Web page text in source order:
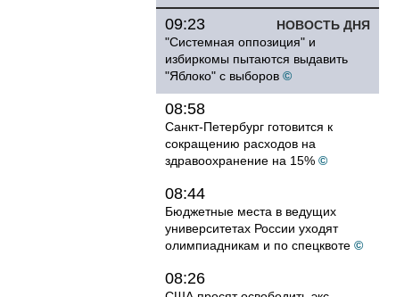
НОВОСТЬ ДНЯ
09:23
"Системная оппозиция" и
избиркомы пытаются выдавить
"Яблоко" с выборов ©
08:58
Санкт-Петербург готовится к
сокращению расходов на
здравоохранение на 15% ©
08:44
Бюджетные места в ведущих
университетах России уходят
олимпиадникам и по спецквоте ©
08:26